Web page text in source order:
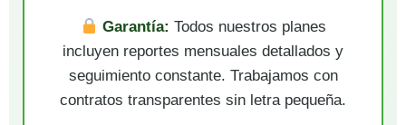
Garantía: Todos nuestros planes
incluyen reportes mensuales detallados y
seguimiento constante. Trabajamos con
contratos transparentes sin letra pequeña.